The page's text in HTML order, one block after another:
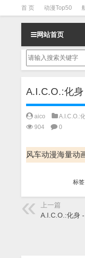
首 页 动漫Top50
斗罗3 火影 一拳
网站首页
A.I.C.O.:化
aico A.I.C.O.:
904
0
风车动漫海量动
标签
上一篇
A.I.C.O.:化身